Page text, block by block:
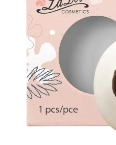
afbeeldingen-
gallerij